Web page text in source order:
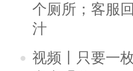
个厕所；客服
汁
视频丨只要一